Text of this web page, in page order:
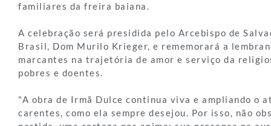
familiares da freira baiana.
A celebração será presidida pelo Arcebispo de
Brasil, Dom Murilo Krieger, e rememorará a
marcantes na trajetória de amor e serviço da
pobres e doentes.
"A obra de Irmã Dulce continua viva e ampliando o
carentes, como ela sempre desejou. Por isso, não